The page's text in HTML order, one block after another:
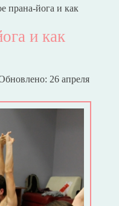
прана-йога и как
и как
26 апреля